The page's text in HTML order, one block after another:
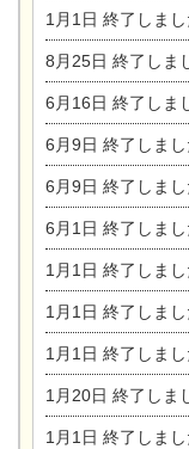
1月1日 終了しまし
8月25日 終了しました）
6月16日 終了しま
6月9日 終了しまし
6月9日 終了しまし
6月1日 終了しまし
1月1日 終了しました
1月1日 終了しました）3
1月1日 終了しました
1月20日 終了しました）1月
1月1日 終了しました